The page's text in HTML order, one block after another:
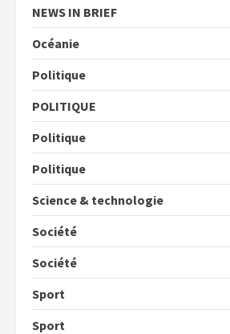
NEWS IN BRIEF
Océanie
Politique
POLITIQUE
Politique
Politique
Science & technologie
Société
Société
Sport
Sport